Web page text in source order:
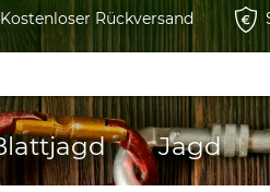
Kostenloser Rückversand
Jagd